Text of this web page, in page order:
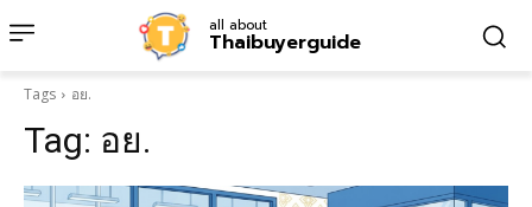
all about
Thaibuyerguide
Tags อย.
Tag: อย.